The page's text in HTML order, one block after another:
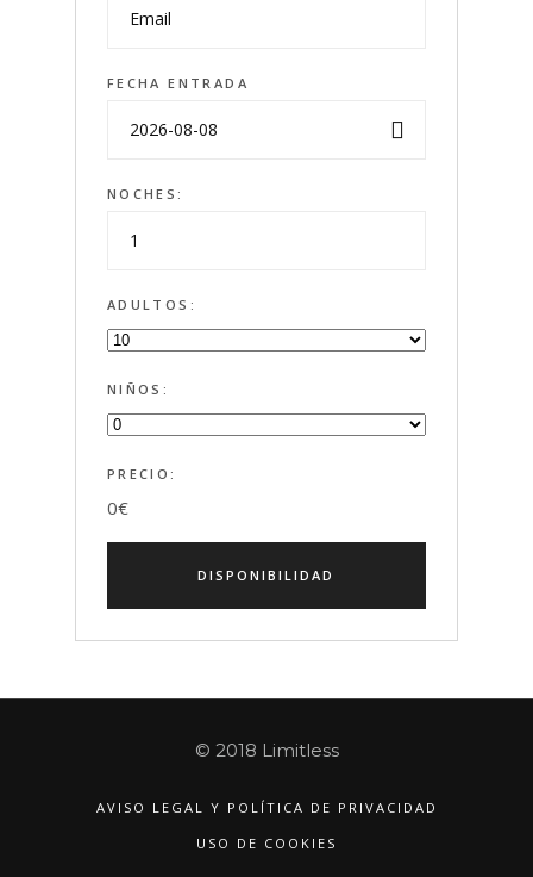
FECHA ENTRADA
NOCHES:
ADULTOS:
NIÑOS:
PRECIO:
0€
© 2018 Limitless
AVISO LEGAL Y POLÍTICA DE PRIVACIDAD
USO DE COOKIES